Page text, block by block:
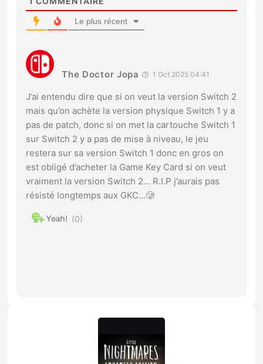
Le plus récent
The Doctor Jopa 1 Oct 2025 04:41
J’ai entendu dire que si on veut la version Switch 2
mais qu’on achète la version physique Switch 1 y a
pas de patch, donc si on met la cartouche Switch 1
sur Switch 2 y a pas de mise à niveau, le jeu
restera sur sa version Switch 1 donc en gros on
est obligé d’acheter la Game Key Card si on veut
vraiment la version Switch 2… R.I.P j’aurais pas
résisté longtemps aux GKC…🥲
0